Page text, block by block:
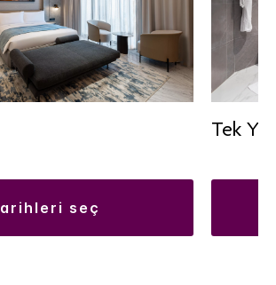
tarihleri seç
Tek